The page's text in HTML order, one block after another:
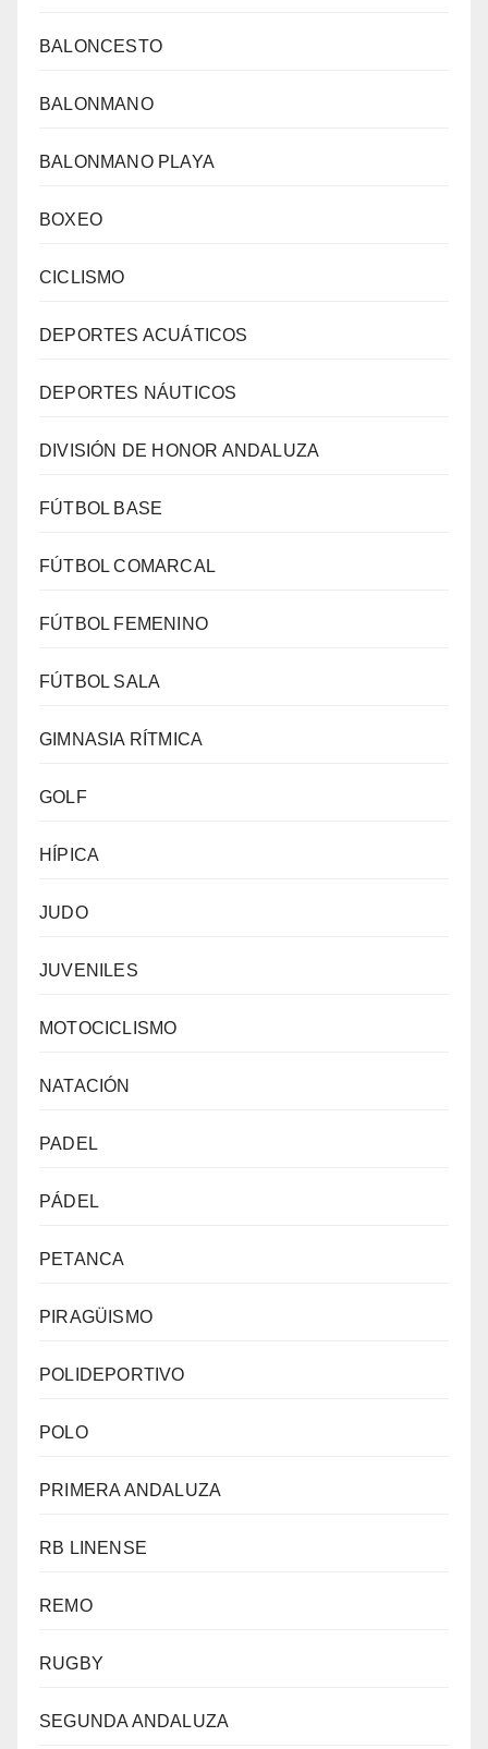
BALONCESTO
BALONMANO
BALONMANO PLAYA
BOXEO
CICLISMO
DEPORTES ACUÁTICOS
DEPORTES NÁUTICOS
DIVISIÓN DE HONOR ANDALUZA
FÚTBOL BASE
FÚTBOL COMARCAL
FÚTBOL FEMENINO
FÚTBOL SALA
GIMNASIA RÍTMICA
GOLF
HÍPICA
JUDO
JUVENILES
MOTOCICLISMO
NATACIÓN
PADEL
PÁDEL
PETANCA
PIRAGÜISMO
POLIDEPORTIVO
POLO
PRIMERA ANDALUZA
RB LINENSE
REMO
RUGBY
SEGUNDA ANDALUZA